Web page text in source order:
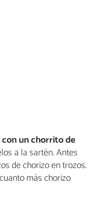
un chorrito de
a la sartén. Antes
de chorizo en trozos.
más chorizo